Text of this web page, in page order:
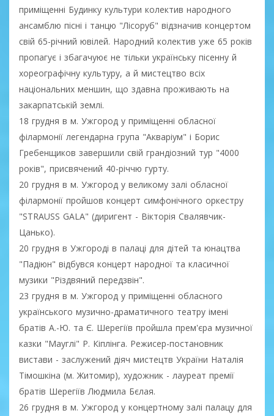
приміщенні Будинку культури колектив народного
ансамблю пісні і танцю "Лісоруб" відзначив концертом
свій 65-річний ювілей. Народний колектив уже 65 років
пропагує і збагачуює не тільки українську пісенну й
хореографічну культуру, а й мистецтво всіх
національних меншин, що здавна проживають на
закарпатській землі.
18 грудня в м. Ужгород у приміщенні обласної
філармонії легендарна група "Акваріум" і Борис
Гребенщиков завершили свій грандіозний тур "4000
років", присвячений 40-річчю гурту.
20 грудня в м. Ужгород у великому залі обласної
філармонії пройшов концерт симфонічного оркестру
"STRAUSS GALA" (диригент - Вікторія Свалявчик-
Цанько).
20 грудня в Ужгороді в палаці для дітей та юнацтва
"Падіюн" відбувся концерт народної та класичної
музики "Різдвяний передзвін".
23 грудня в м. Ужгород у приміщенні обласного
українського музично-драматичного театру імені
братів А.-Ю. та Є. Шерегіїв пройшла прем'єра музичної
казки "Мауглі" Р. Кіплінга. Режисер-постановник
вистави - заслужений діяч мистецтв України Наталія
Тімошкіна (м. Житомир), художник - лауреат премії
братів Шерегіїв Людмила Бєлая.
26 грудня в м. Ужгород у концертному залі палацу для